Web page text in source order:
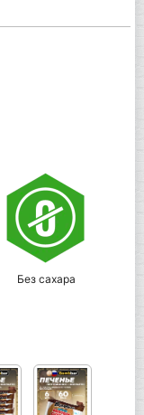
Без сахара